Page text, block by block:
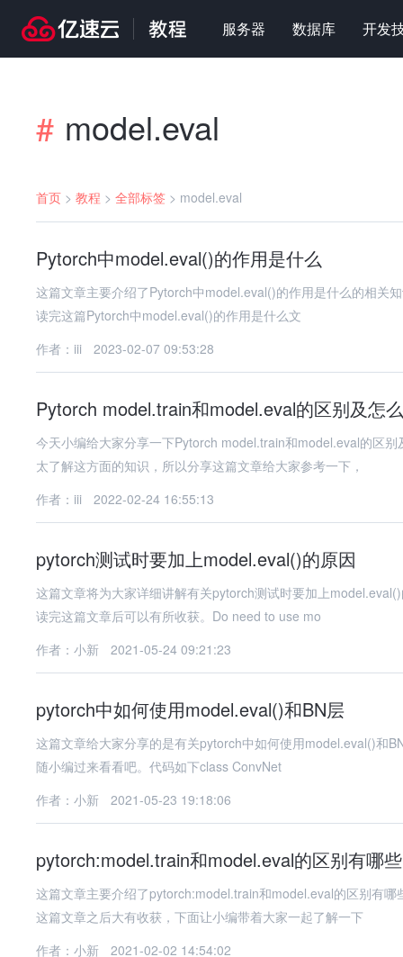
服务器 数据库 开发
# model.eval
首页 > 教程 > 全部标签 > model.eval
Pytorch中model.eval()的作用是什么
这篇文章主要介绍了Pytorch中model.eval()的作用是什么的相关
读完这篇Pytorch中model.eval()的作用是什么文
作者：iii
2023-02-07 09:53:28
Pytorch model.train和model.eval的区别及怎
今天小编给大家分享一下Pytorch model.train和model.eval的区
太了解这方面的知识，所以分享这篇文章给大家参考一下，
作者：iii
2022-02-24 16:55:13
pytorch测试时要加上model.eval()的原因
这篇文章将为大家详细讲解有关pytorch测试时要加上
读完这篇文章后可以有所收获。Do need to use mo
作者：小新
2021-05-24 09:21:23
pytorch中如何使用model.eval()和BN层
这篇文章给大家分享的是有关pytorch中如何使用model.eval()和
随小编过来看看吧。代码如下class ConvNet
作者：小新
2021-05-23 19:18:06
pytorch:model.train和model.eval的区别有哪些
这篇文章主要介绍了pytorch:model.train和model.eval的区别有
这篇文章之后大有收获，下面让小编带着大家一起了解一下
作者：小新
2021-02-02 14:54:02